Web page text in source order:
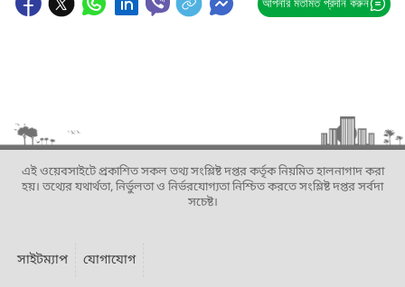
আপনার মতামত প্রদান করুন
এই ওয়েবসাইটে প্রকাশিত সকল তথ্য সংশ্লিষ্ট দপ্তর কর্তৃক নিয়মিত হালনাগাদ করা
হয়। তথ্যের যথার্থতা, নির্ভুলতা ও নির্ভরযোগ্যতা নিশ্চিত করতে সংশ্লিষ্ট দপ্তর সর্বদা
সচেষ্ট।
সাইটম্যাপ যোগাযোগ